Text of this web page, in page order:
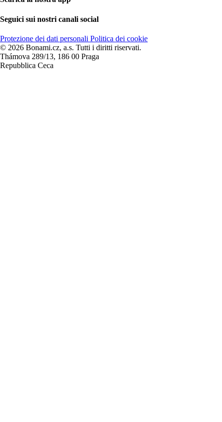
Seguici sui nostri canali social
Protezione dei dati personali Politica dei cookie
© 2026 Bonami.cz, a.s. Tutti i diritti riservati.
Thámova 289/13, 186 00 Praga
Repubblica Ceca